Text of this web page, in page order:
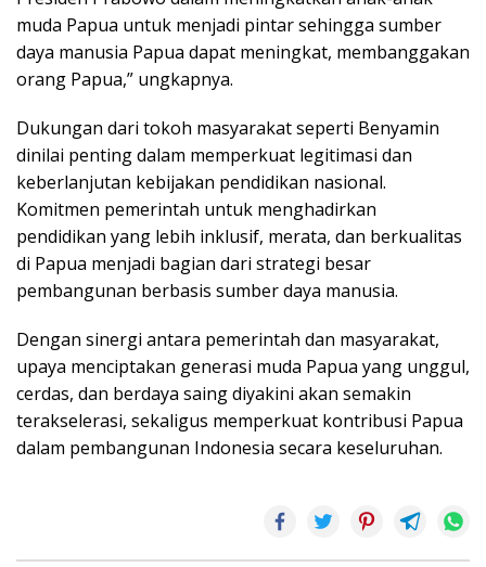
muda Papua untuk menjadi pintar sehingga sumber
daya manusia Papua dapat meningkat, membanggakan
orang Papua,” ungkapnya.
Dukungan dari tokoh masyarakat seperti Benyamin
dinilai penting dalam memperkuat legitimasi dan
keberlanjutan kebijakan pendidikan nasional.
Komitmen pemerintah untuk menghadirkan
pendidikan yang lebih inklusif, merata, dan berkualitas
di Papua menjadi bagian dari strategi besar
pembangunan berbasis sumber daya manusia.
Dengan sinergi antara pemerintah dan masyarakat,
upaya menciptakan generasi muda Papua yang unggul,
cerdas, dan berdaya saing diyakini akan semakin
terakselerasi, sekaligus memperkuat kontribusi Papua
dalam pembangunan Indonesia secara keseluruhan.